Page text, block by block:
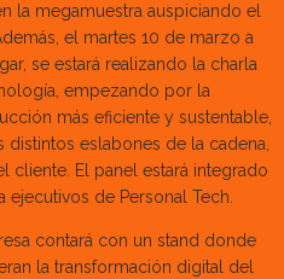
la megamuestra auspiciando el
el martes 10 de marzo a
se estará realizando la charla
empezando por la
más eficiente y sustentable,
eslabones de la cadena,
cliente. El panel estará integrado
de Personal Tech.
contará con un stand donde
la transformación digital del